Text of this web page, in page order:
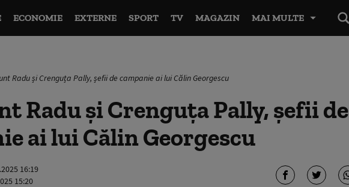
ECONOMIE EXTERNE SPORT TV MAGAZIN MAI MULTE
Radu și Crenguța Pally, șefii de campanie ai lui Călin Georgescu
Radu și Crenguța Pally, șefii de
ai lui Călin Georgescu
16:19
15:20